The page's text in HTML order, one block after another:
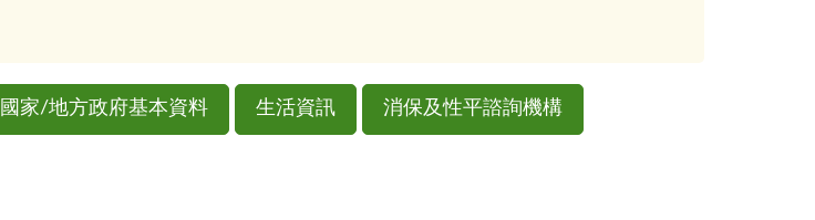
國家/地方政府基本資料 生活資訊 消保及性平諮詢機構